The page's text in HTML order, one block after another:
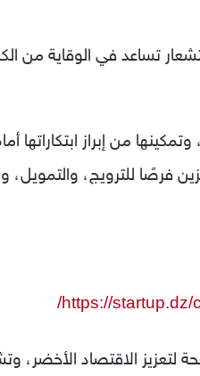
تساعد في الوقاية من
من إبراز ابتكاراتها
فرصًا للترويج، والتمويل،
https://startup.dz/
لتعزيز الاقتصاد الأخضر،